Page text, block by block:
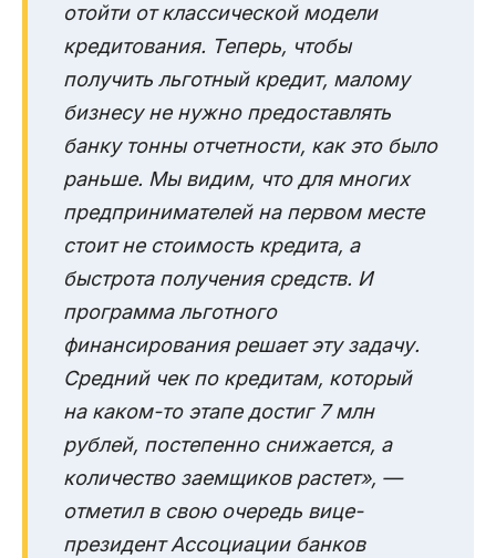
отойти от классической модели
кредитования. Теперь, чтобы
получить льготный кредит, малому
бизнесу не нужно предоставлять
банку тонны отчетности, как это было
раньше. Мы видим, что для многих
предпринимателей на первом месте
стоит не стоимость кредита, а
быстрота получения средств. И
программа льготного
финансирования решает эту задачу.
Средний чек по кредитам, который
на каком-то этапе достиг 7 млн
рублей, постепенно снижается, а
количество заемщиков растет», —
отметил в свою очередь вице-
президент Ассоциации банков